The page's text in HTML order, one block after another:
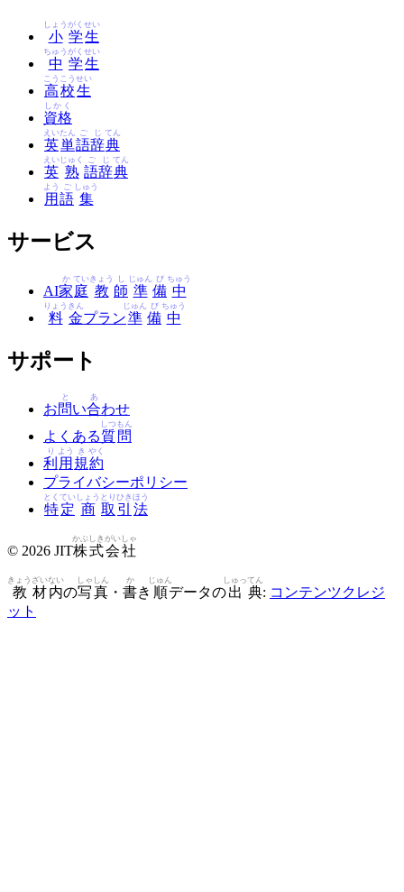
小
しょう
学
がく
生
せい
中
ちゅう
学
がく
生
せい
高
こう
校
こう
生
せい
資格
しかく
英
えい
単
たん
語
ご
辞
じ
典
てん
英
えい
熟
じゅく
語
ご
辞
じ
典
てん
用
よう
語
ご
集
しゅう
サービス
AI家
か
庭
てい
教
きょう
師
し
準
じゅん
備
び
中
ちゅう
料
りょう
金
きん
プラン準
じゅん
備
び
中
ちゅう
サポート
お問
と
い合
あ
わせ
よくある質
しつ
問
もん
利
り
用
よう
規
き
約
やく
プライバシーポリシー
特
とく
定
てい
商
しょう
取
とり
引
ひき
法
ほう
© 2026 JIT株
かぶ
式
しき
会
がい
社
しゃ
教
きょう
材
ざい
内
ない
の写
しゃ
真
しん
・ 書
か
き 順
じゅん
データの出
しゅっ
典
てん
: コンテンツクレジ
ット